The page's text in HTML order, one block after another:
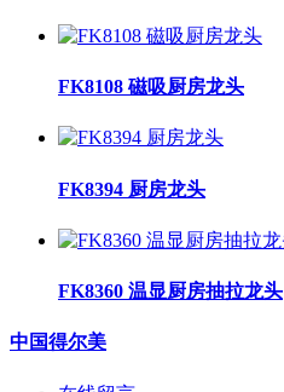
FK8108 磁吸厨房龙头
FK8394 厨房龙头
FK8360 温显厨房抽拉龙头
中国得尔美